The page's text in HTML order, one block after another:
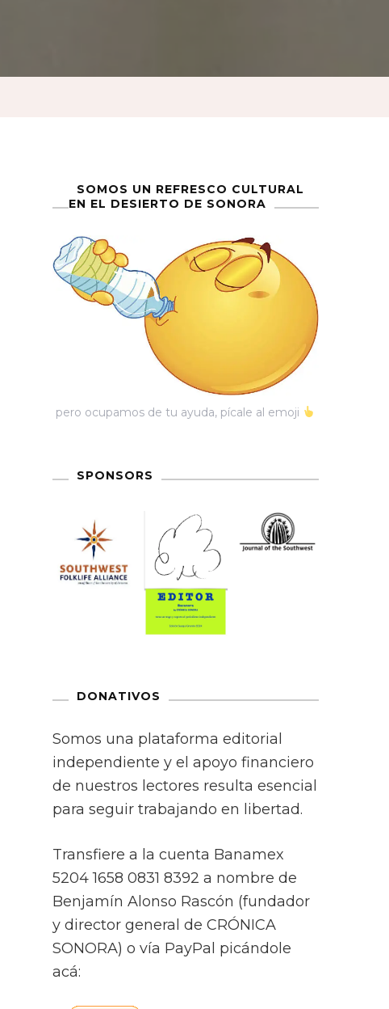
SOMOS UN REFRESCO CULTURAL
EN EL DESIERTO DE SONORA
pero ocupamos de tu ayuda, pícale al emoji
SPONSORS
DONATIVOS
Somos una plataforma editorial
independiente y el apoyo financiero
de nuestros lectores resulta esencial
para seguir trabajando en libertad.
Transfiere a la cuenta Banamex
5204 1658 0831 8392 a nombre de
Benjamín Alonso Rascón (fundador
y director general de CRÓNICA
SONORA) o vía PayPal picándole
acá: